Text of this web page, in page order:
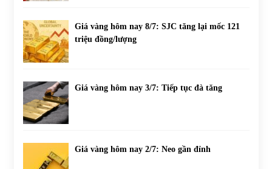
Giá vàng hôm nay 8/7: SJC tăng lại mốc 121
triệu đồng/lượng
Giá vàng hôm nay 3/7: Tiếp tục đà tăng
Giá vàng hôm nay 2/7: Neo gần đỉnh